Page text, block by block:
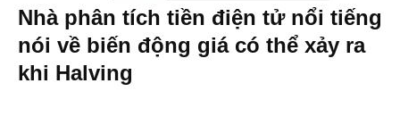
Nhà phân tích tiền điện tử nổi tiếng
nói về biến động giá có thể xảy ra
khi Halving